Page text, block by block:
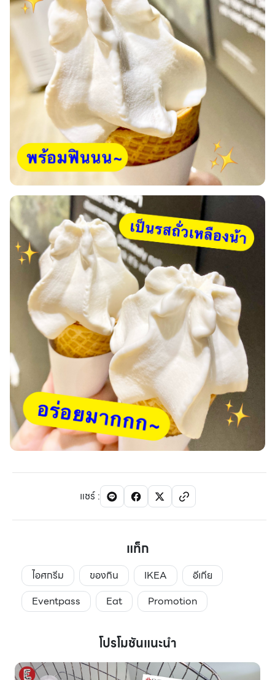
แชร์:
แท็ก
ไอศกรีม ของกิน IKEA
อีเกีย
Eventpass
Eat Promotion
โปรโมชันแนะนำ